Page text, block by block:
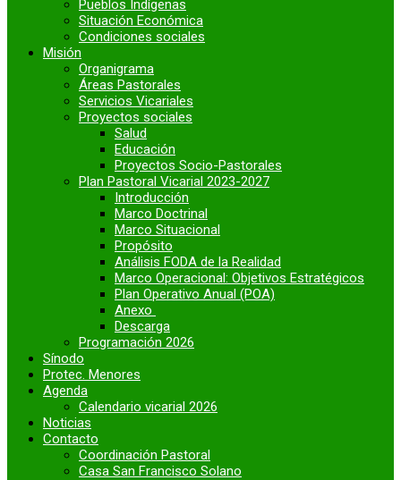
Pueblos Indígenas
Situación Económica
Condiciones sociales
Misión
Organigrama
Áreas Pastorales
Servicios Vicariales
Proyectos sociales
Salud
Educación
Proyectos Socio-Pastorales
Plan Pastoral Vicarial 2023-2027
Introducción
Marco Doctrinal
Marco Situacional
Propósito
Análisis FODA de la Realidad
Marco Operacional: Objetivos Estratégicos
Plan Operativo Anual (POA)
Anexo
Descarga
Programación 2026
Sínodo
Protec. Menores
Agenda
Calendario vicarial 2026
Noticias
Contacto
Coordinación Pastoral
Casa San Francisco Solano